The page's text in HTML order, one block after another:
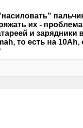
их -
и зарядники
то есть на